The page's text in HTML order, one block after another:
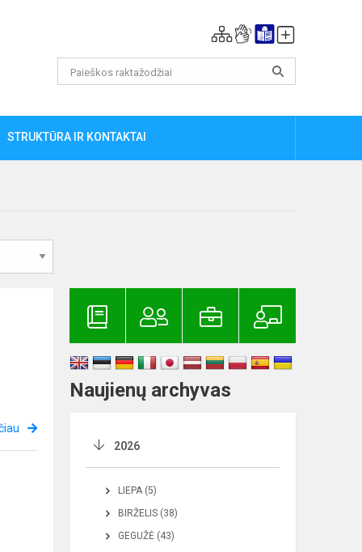
STRUKTŪRA IR KONTAKTAI
Naujienų archyvas
2026
LIEPA (5)
BIRŽELIS (38)
GEGUŽĖ (43)